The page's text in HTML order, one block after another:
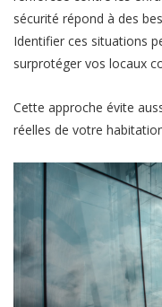
sécurité répond à des
Identifier ces situations
surprotéger vos locaux
Cette approche évite
réelles de votre